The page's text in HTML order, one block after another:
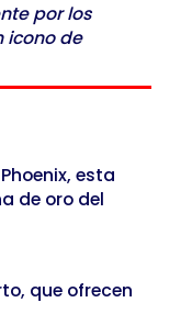
por los
icono de
esta
de oro del
que ofrecen